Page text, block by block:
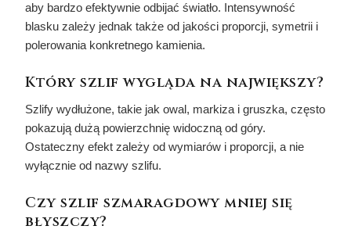
aby bardzo efektywnie odbijać światło. Intensywność
blasku zależy jednak także od jakości proporcji, symetrii i
polerowania konkretnego kamienia.
Który szlif wygląda na największy?
Szlify wydłużone, takie jak owal, markiza i gruszka, często
pokazują dużą powierzchnię widoczną od góry.
Ostateczny efekt zależy od wymiarów i proporcji, a nie
wyłącznie od nazwy szlifu.
Czy szlif szmaragdowy mniej się
błyszczy?